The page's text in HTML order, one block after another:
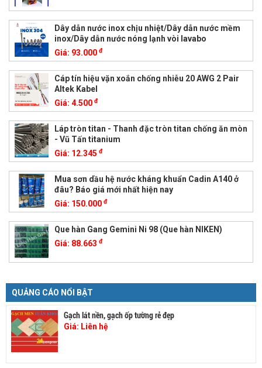
Dây dẫn nước inox chịu nhiệt/Dây dẫn nước mềm
inox/Dây dẫn nước nóng lạnh vòi lavabo
Giá: 93.000 đ
Cáp tín hiệu vặn xoắn chống nhiễu 20 AWG 2 Pair
Altek Kabel
Giá: 4.500 đ
Láp tròn titan - Thanh đặc tròn titan chống ăn mòn
- Vũ Tấn titanium
Giá: 12.345 đ
Mua sơn dầu hệ nước kháng khuẩn Cadin A140 ở
đâu? Báo giá mới nhất hiện nay
Giá: 150.000 đ
Que hàn Gang Gemini Ni 98 (Que hàn NIKEN)
Giá: 88.663 đ
QUẢNG CÁO NỔI BẬT
Gạch lát nền, gạch ốp tường rẻ đẹp
Giá: Liên hệ